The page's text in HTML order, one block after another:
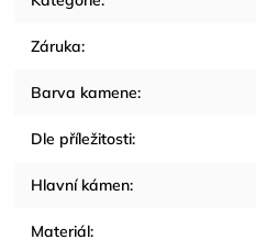
Záruka:
Barva kamene:
Dle příležitosti:
Hlavní kámen:
Materiál: